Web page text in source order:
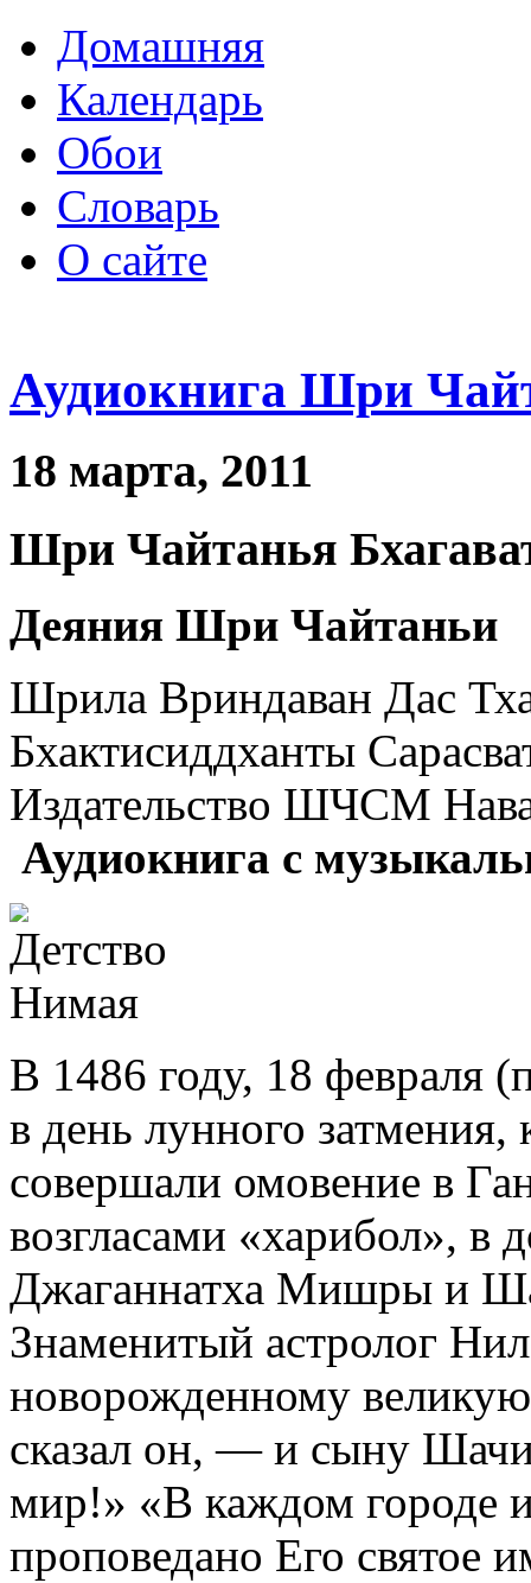
Домашняя
Календарь
Обои
Словарь
О сайте
Аудиокнига Шри
18 марта, 2011
Шри Чайтанья
Деяния Шри Чайтаньи
Шрила Вриндаван Дас
Бхактисиддханты
Издательство ШЧСМ
Аудиокнига с
В 1486 году, 18 февраля
в день лунного затмения,
совершали омовение в
возгласами «харибол», в
Джаганнатха Мишры и
Знаменитый астролог
новорожденному
сказал он, — и сыну
мир!» «В каждом городе и
проповедано Его святое